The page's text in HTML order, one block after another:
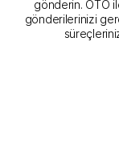
gönderin. OTO
gönderilerinizi